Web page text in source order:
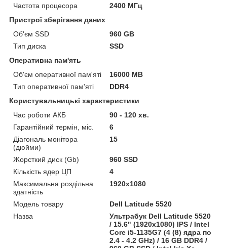
Частота процесора
2400 МГц
Пристрої зберігання даних
Об'єм SSD
960 GB
Тип диска
SSD
Оперативна пам'ять
Об'єм оперативної пам'яті
16000 MB
Тип оперативної пам'яті
DDR4
Користувальницькі характеристики
Час роботи АКБ
90 - 120 хв.
Гарантійний термін, міс.
6
Діагональ монітора
(дюйми)
15
Жорсткий диск (Gb)
960 SSD
Кількість ядер ЦП
4
Максимальна роздільна
здатність
1920x1080
Модель товару
Dell Latitude 5520
Назва
Ультрабук Dell Latitude 5520
/ 15.6" (1920x1080) IPS / Intel
Core i5-1135G7 (4 (8) ядра по
2.4 - 4.2 GHz) / 16 GB DDR4 /